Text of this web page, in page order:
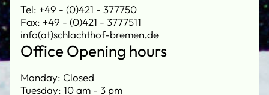
Tel: +49 - (0)421 - 377750
Fax: +49 - (0)421 - 3777511
info(at)schlachthof-bremen.de
Office Opening hours
Monday: Closed
Tuesday: 10 am - 3 pm